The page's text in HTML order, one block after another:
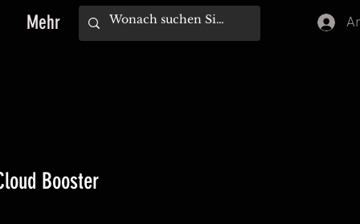
Mehr
Booster